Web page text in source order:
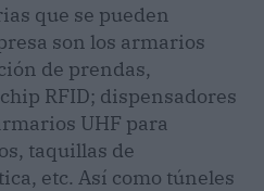
que se pueden
son los armarios
de prendas,
RFID; dispensadores
UHF para
taquillas de
etc. Así como túneles